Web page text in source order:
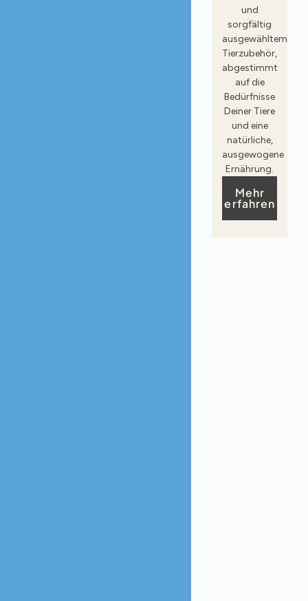
und
sorgfältig
ausgewähltem
Tierzubehör,
abgestimmt
auf die
Bedürfnisse
Deiner Tiere
und eine
natürliche,
ausgewogene
Ernährung.
Mehr
erfahren